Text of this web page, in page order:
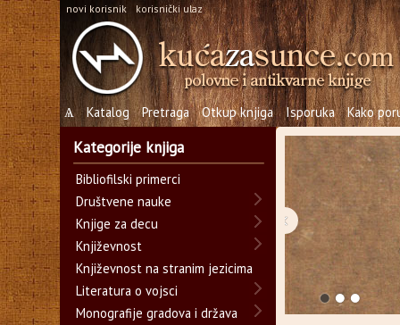
novi korisnik korisnički ulaz
Ѧ Katalog Pretraga Otkup knjiga Isporuka Kako
‹
Kategorije knjiga
Bibliofilski primerci
Društvene nauke
Knjige za decu
Književnost
Književnost na stranim jezicima
Literatura o vojsci
Monografije gradova i država